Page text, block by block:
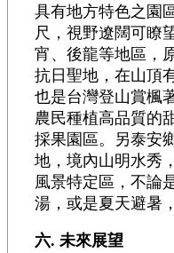
具有地方特色之園
尺，視野遼闊可瞭
宵、後龍等地區，
抗日聖地，在山頂
也是台灣登山賞楓
農民種植高品質的
採果園區。另泰安
地，境內山明水秀
風景特定區，不論
湯，或是夏天避暑
六. 未來展望